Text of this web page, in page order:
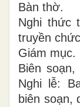
Bàn thờ.
Nghi thức
truyền
Giám mục.
Biên
Nghi lễ:
biên soạn,